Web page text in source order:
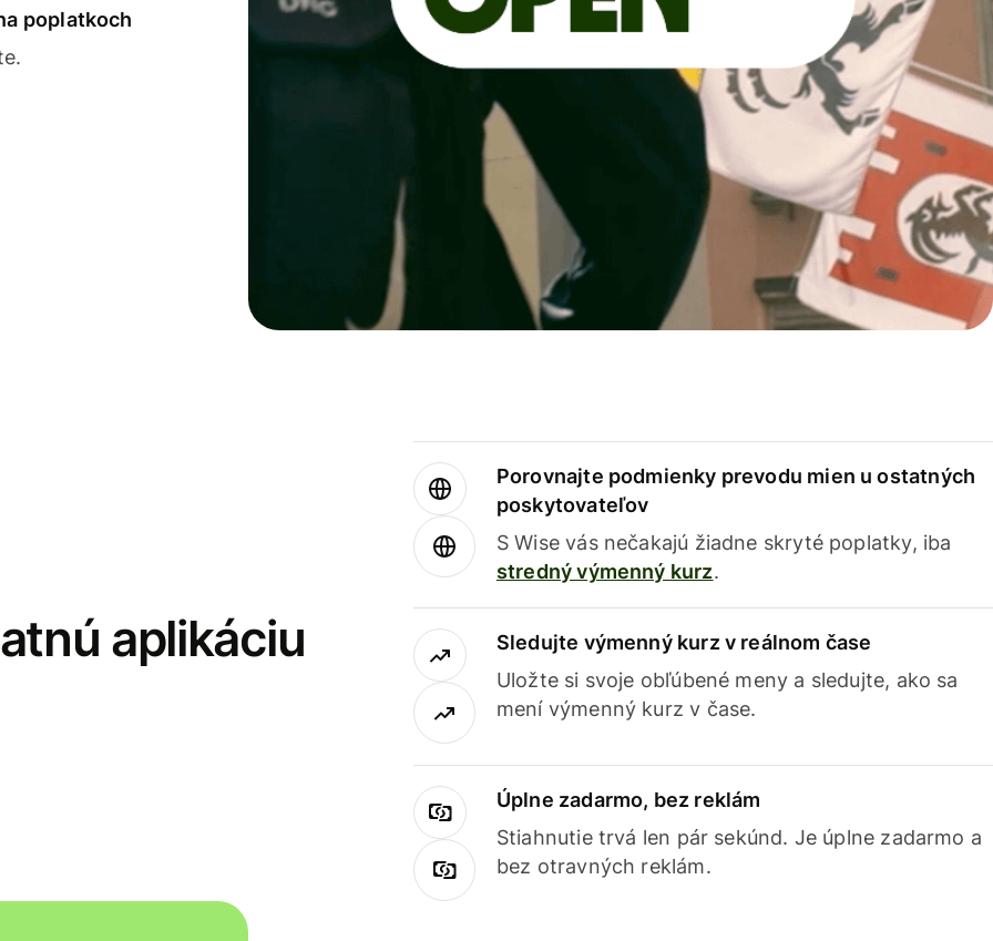
poplatkoch
aplikáciu
Porovnajte podmienky prevodu mien u ostatných
poskytovateľov
S Wise vás nečakajú žiadne skryté poplatky, iba
stredný výmenný kurz.
Sledujte výmenný kurz v reálnom čase
Uložte si svoje obľúbené meny a sledujte, ako sa
mení výmenný kurz v čase.
Úplne zadarmo, bez reklám
Stiahnutie trvá len pár sekúnd. Je úplne zadarmo a
bez otravných reklám.